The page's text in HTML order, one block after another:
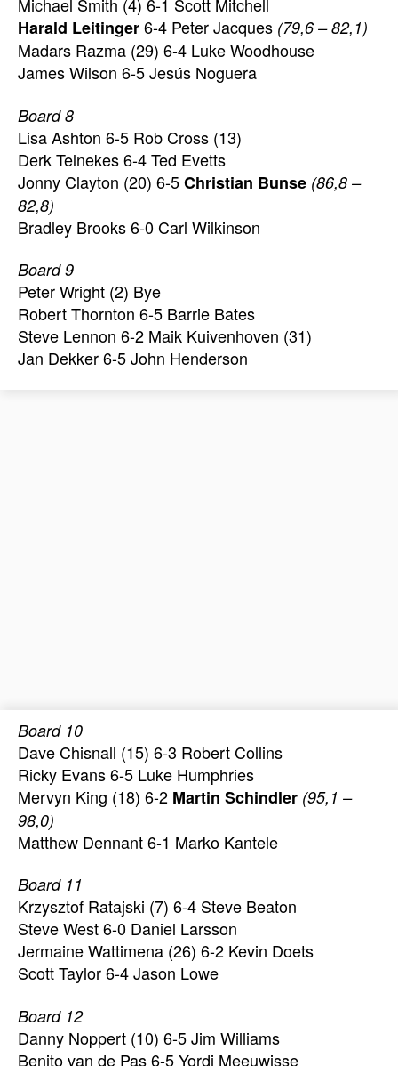
Michael Smith (4) 6-1 Scott Mitchell
Harald Leitinger6-4 Peter Jacques (79,6 – 82,1)
Madars Razma (29) 6-4 Luke Woodhouse
James Wilson 6-5 Jesús Noguera
Board 8
Lisa Ashton 6-5 Rob Cross (13)
Derk Telnekes 6-4 Ted Evetts
Jonny Clayton (20) 6-5Christian Bunse (86,8 –
82,8)
Bradley Brooks 6-0 Carl Wilkinson
Board 9
Peter Wright (2) Bye
Robert Thornton 6-5 Barrie Bates
Steve Lennon 6-2 Maik Kuivenhoven (31)
Jan Dekker 6-5 John Henderson
Board 10
Dave Chisnall (15) 6-3 Robert Collins
Ricky Evans 6-5 Luke Humphries
Mervyn King (18) 6-2 Martin Schindler (95,1 –
98,0)
Matthew Dennant 6-1 Marko Kantele
Board 11
Krzysztof Ratajski (7) 6-4 Steve Beaton
Steve West 6-0 Daniel Larsson
Jermaine Wattimena (26) 6-2 Kevin Doets
Scott Taylor 6-4 Jason Lowe
Board 12
Danny Noppert (10) 6-5 Jim Williams
Benito van de Pas 6-5 Yordi Meeuwisse